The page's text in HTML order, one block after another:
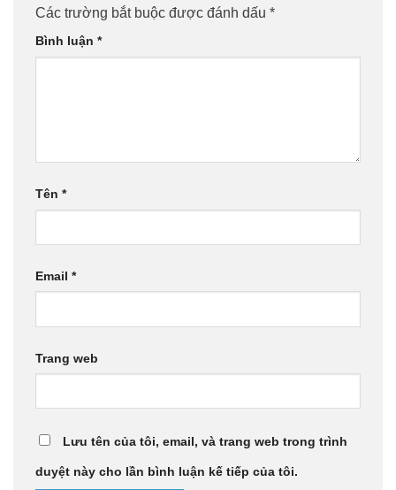
Các trường bắt buộc được đánh dấu *
Bình luận *
Tên *
Email *
Trang web
Lưu tên của tôi, email, và trang web trong trình
duyệt này cho lần bình luận kế tiếp của tôi.